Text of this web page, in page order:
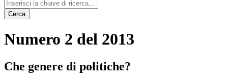
Cerca
Numero 2 del 2013
Che genere di politiche?